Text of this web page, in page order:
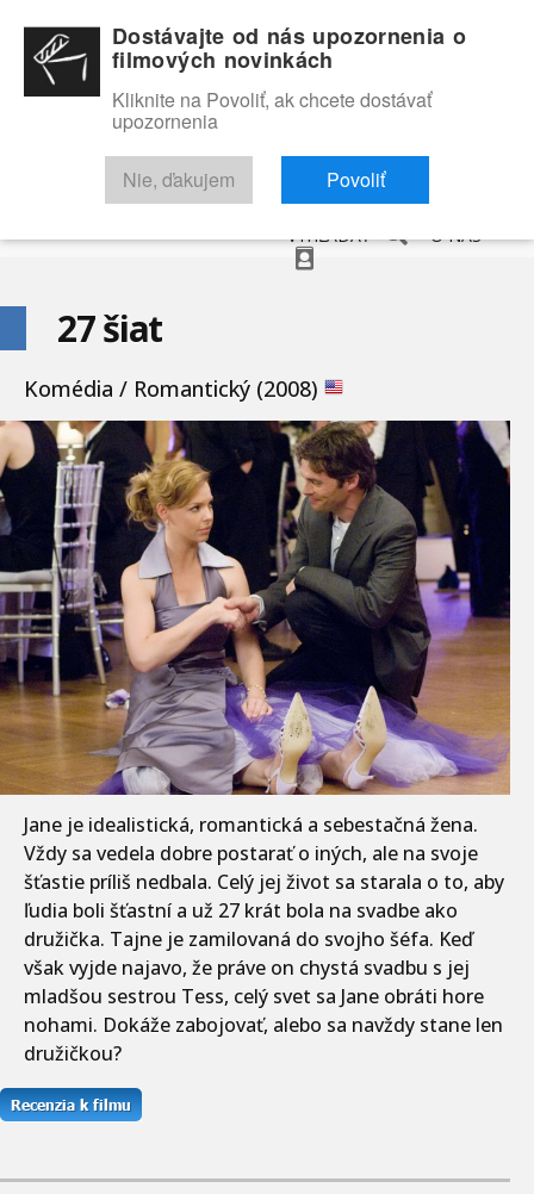
RECENZIE TRAILERY FILMOVÁ DATABÁZA
VYHĽADAŤ O NÁS
27 šiat
Komédia / Romantický (2008)
Jane je idealistická, romantická a sebestačná žena.
Vždy sa vedela dobre postarať o iných, ale na svoje
šťastie príliš nedbala. Celý jej život sa starala o to, aby
ľudia boli šťastní a už 27 krát bola na svadbe ako
družička. Tajne je zamilovaná do svojho šéfa. Keď
však vyjde najavo, že práve on chystá svadbu s jej
mladšou sestrou Tess, celý svet sa Jane obráti hore
nohami. Dokáže zabojovať, alebo sa navždy stane len
družičkou?
Dostávajte od nás upozornenia o
filmových novinkách
Kliknite na Povoliť, ak chcete dostávať
upozornenia
Nie, ďakujem Povoliť